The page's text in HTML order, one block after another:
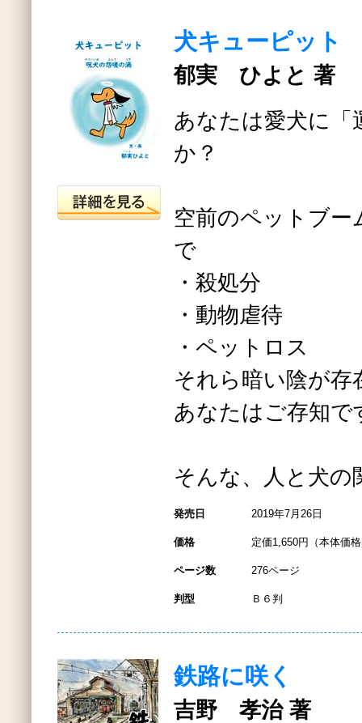
犬キューピット
郁実 ひよと 著
あなたは愛犬に「
か？
空前のペットブ
で
・殺処分
・動物虐待
・ペットロス
それら暗い陰が
あなたはご存知で
そんな、人と犬
発売日 2019年7月26日
価格 定価1,650円（本体価
ページ数 276ページ
判型 Ｂ６判
鉄路に咲く
吉野 孝治 著